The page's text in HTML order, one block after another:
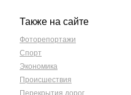
Также на сайте
Фоторепортажи
Спорт
Экономика
Происшествия
Перекрытия дорог